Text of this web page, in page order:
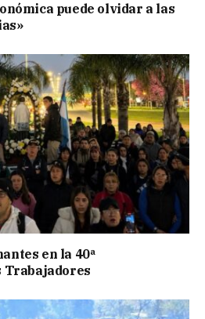
puede olvidar a las
en la 40ª
Trabajadores